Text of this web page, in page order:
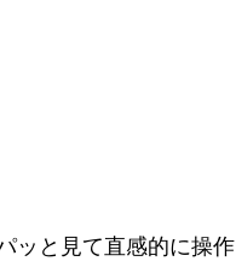
ッと見て直感的に操作